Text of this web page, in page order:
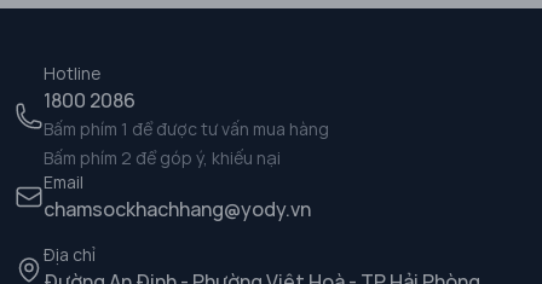
Hotline
1800 2086
Bấm phím 1 để được tư vấn mua hàng
Bấm phím 2 để góp ý, khiếu nại
Email
chamsockhachhang@yody.vn
Địa chỉ